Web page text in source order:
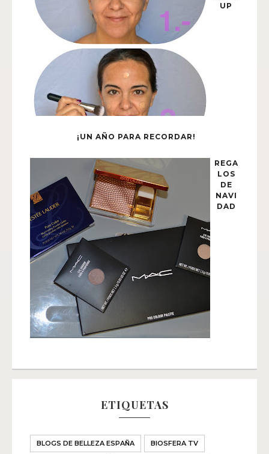
UP
¡UN AÑO PARA RECORDAR!
REGA
LOS
DE
NAVI
DAD
ETIQUETAS
BLOGS DE BELLEZA ESPAÑA BIOSFERA TV